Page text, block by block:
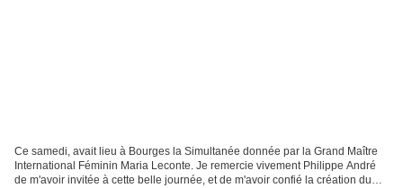
Ce samedi, avait lieu à Bourges la Simultanée donnée par la Grand Maître
International Féminin Maria Leconte. Je remercie vivement Philippe André
de m'avoir invitée à cette belle journée, et de m'avoir confié la création du